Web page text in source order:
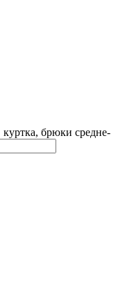
брюки средне-